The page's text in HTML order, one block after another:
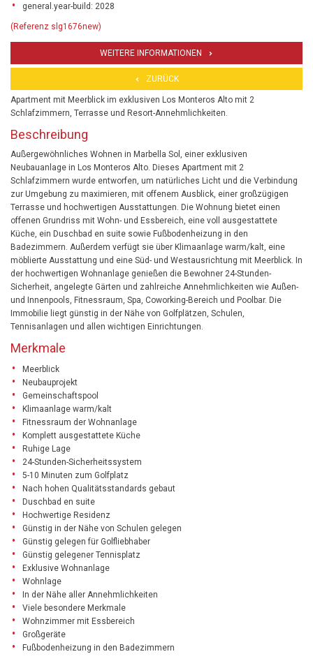
general.year-build: 2028
(Referenz slg1676new)
WEITERE INFORMATIONEN
ZURÜCK
Apartment mit Meerblick im exklusiven Los Monteros Alto mit 2
Schlafzimmern, Terrasse und Resort-Annehmlichkeiten.
Beschreibung
Außergewöhnliches Wohnen in Marbella Sol, einer exklusiven
Neubauanlage in Los Monteros Alto. Dieses Apartment mit 2
Schlafzimmern wurde entworfen, um natürliches Licht und die Verbindung
zur Umgebung zu maximieren, mit offenem Ausblick, einer großzügigen
Terrasse und hochwertigen Ausstattungen. Die Wohnung bietet einen
offenen Grundriss mit Wohn- und Essbereich, eine voll ausgestattete
Küche, ein Duschbad en suite sowie Fußbodenheizung in den
Badezimmern. Außerdem verfügt sie über Klimaanlage warm/kalt, eine
möblierte Ausstattung und eine Süd- und Westausrichtung mit Meerblick. In
der hochwertigen Wohnanlage genießen die Bewohner 24-Stunden-
Sicherheit, angelegte Gärten und zahlreiche Annehmlichkeiten wie Außen-
und Innenpools, Fitnessraum, Spa, Coworking-Bereich und Poolbar. Die
Immobilie liegt günstig in der Nähe von Golfplätzen, Schulen,
Tennisanlagen und allen wichtigen Einrichtungen.
Merkmale
Meerblick
Neubauprojekt
Gemeinschaftspool
Klimaanlage warm/kalt
Fitnessraum der Wohnanlage
Komplett ausgestattete Küche
Ruhige Lage
24-Stunden-Sicherheitssystem
5-10 Minuten zum Golfplatz
Nach hohen Qualitätsstandards gebaut
Duschbad en suite
Hochwertige Residenz
Günstig in der Nähe von Schulen gelegen
Günstig gelegen für Golfliebhaber
Günstig gelegener Tennisplatz
Exklusive Wohnanlage
Wohnlage
In der Nähe aller Annehmlichkeiten
Viele besondere Merkmale
Wohnzimmer mit Essbereich
Großgeräte
Fußbodenheizung in den Badezimmern